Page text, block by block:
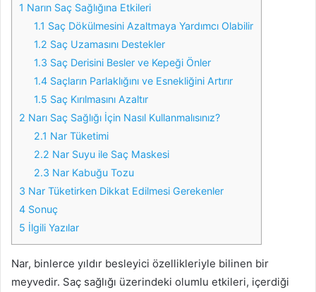
1 Narın Saç Sağlığına Etkileri
1.1 Saç Dökülmesini Azaltmaya Yardımcı Olabilir
1.2 Saç Uzamasını Destekler
1.3 Saç Derisini Besler ve Kepeği Önler
1.4 Saçların Parlaklığını ve Esnekliğini Artırır
1.5 Saç Kırılmasını Azaltır
2 Narı Saç Sağlığı İçin Nasıl Kullanmalısınız?
2.1 Nar Tüketimi
2.2 Nar Suyu ile Saç Maskesi
2.3 Nar Kabuğu Tozu
3 Nar Tüketirken Dikkat Edilmesi Gerekenler
4 Sonuç
5 İlgili Yazılar
Nar, binlerce yıldır besleyici özellikleriyle bilinen bir
meyvedir. Saç sağlığı üzerindeki olumlu etkileri, içerdiği